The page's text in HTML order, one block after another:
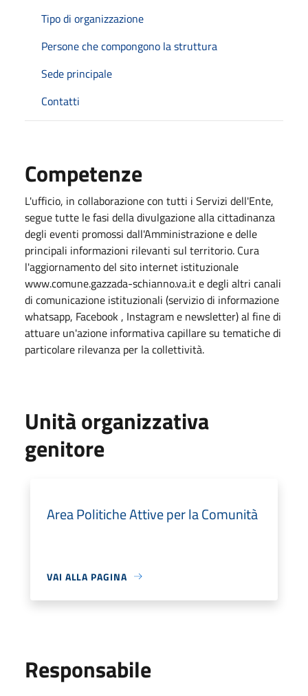
Tipo di organizzazione
Persone che compongono la struttura
Sede principale
Contatti
Competenze
L'ufficio, in collaborazione con tutti i Servizi dell'Ente,
segue tutte le fasi della divulgazione alla cittadinanza
degli eventi promossi dall'Amministrazione e delle
principali informazioni rilevanti sul territorio. Cura
l'aggiornamento del sito internet istituzionale
www.comune.gazzada-schianno.va.it e degli altri canali
di comunicazione istituzionali (servizio di informazione
whatsapp, Facebook , Instagram e newsletter) al fine di
attuare un'azione informativa capillare su tematiche di
particolare rilevanza per la collettività.
Unità organizzativa
genitore
Area Politiche Attive per la Comunità
VAI ALLA PAGINA
Responsabile